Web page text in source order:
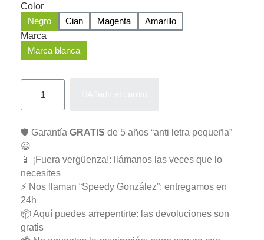
Color
Negro
Cian Magenta
Amarillo
Marca
Marca blanca
🛡️ Garantía GRATIS de 5 años “anti letra pequeña”
😃
📱 ¡Fuera vergüenza!: llámanos las veces que lo
necesites
⚡ Nos llaman “Speedy González”: entregamos en
24h
📦 Aquí puedes arrepentirte: las devoluciones son
gratis